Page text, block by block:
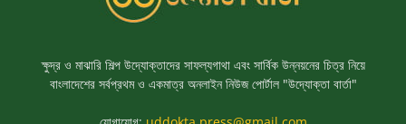
ক্ষুদ্র ও মাঝারি শিল্প উদ্যোক্তাদের সাফল্যগাথা এবং সার্বিক উন্নয়নের চিত্র নিয়ে
বাংলাদেশের সর্বপ্রথম ও একমাত্র অনলাইন নিউজ পোর্টাল "উদ্যোক্তা বার্তা"